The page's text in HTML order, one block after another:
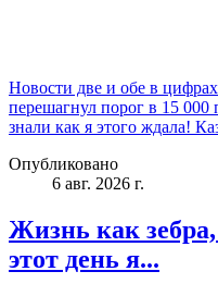
Новости две и обе в
перешагнул порог в 15
знали как я этого ждала!
Опубликовано
6 авг. 2026 г.
Жизнь как
этот день я...